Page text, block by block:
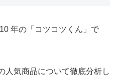
年の「コツコツくん」で
人気商品について徹底分析し